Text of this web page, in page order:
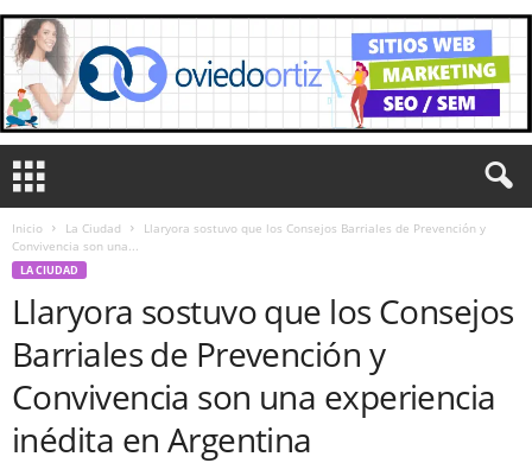
Inicio La Ciudad
Llaryora sostuvo que los Consejos Barriales de Prevención y
Convivencia son una...
LA CIUDAD
Llaryora sostuvo que los Consejos
Barriales de Prevención y
Convivencia son una experiencia
inédita en Argentina